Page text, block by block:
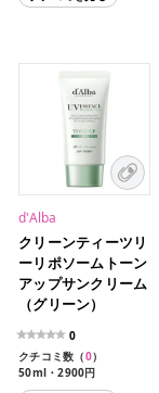
d'Alba
クリーンティーツリ
ーリポソームトーン
アップサンクリーム
（グリーン）
0
クチコミ数（0）
50ml・2900円